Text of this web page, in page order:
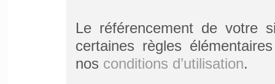
Le référencement de votre
certaines règles
nos conditions d’utilisation.